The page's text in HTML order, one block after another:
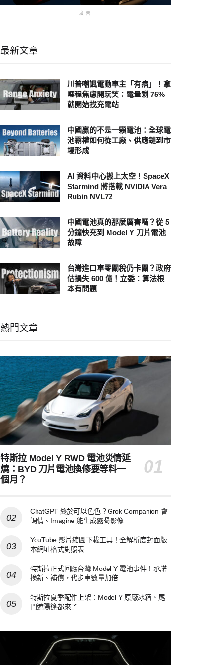
廣告
最新文章
川普嘲諷電動車主「有病」！拿
哩程焦慮開玩笑：電量剩 75%
就開始找充電站
中國贏的不是一顆電池：全球電
池霸權如何從工廠、供應鏈到市
場形成
AI 資料中心搬上太空！SpaceX
Starmind 將搭載 NVIDIA Vera
Rubin NVL72
中國電池真的那麼厲害嗎？從 5
分鐘快充到 Model Y 刀片電池
故障
台灣進口車零關稅仍卡關？政府
估損失 600 億！立委：算法根
本有問題
熱門文章
特斯拉 Model Y RWD 電池災情延
燒：BYD 刀片電池換修要等料一
個月？
ChatGPT 終於可以色色？Grok Companion 會
調情、Imagine 能生成露骨影像
YouTube 影片縮圖下載工具！全解析度封面版
本網址格式對照表
特斯拉正式回應台灣 Model Y 電池事件！承諾
換新、補償，代步車數量加倍
特斯拉夏季配件上架：Model Y 原廠冰箱、尾
門遮陽篷都來了